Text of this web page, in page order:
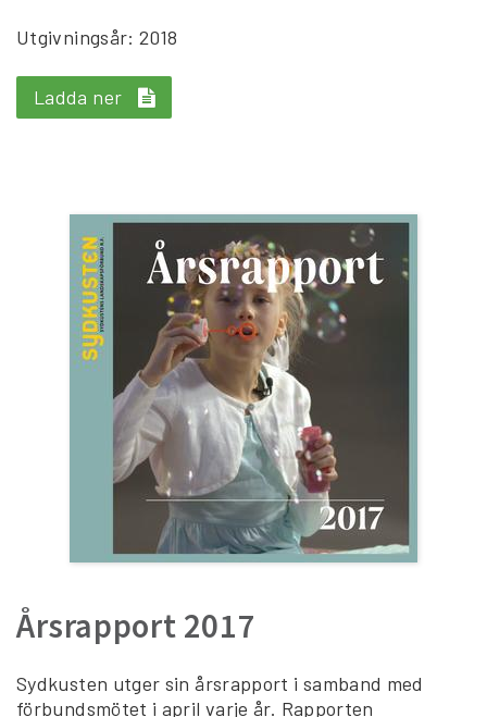
Utgivningsår: 2018
Ladda ner
Årsrapport 2017
Sydkusten utger sin årsrapport i samband med
förbundsmötet i april varje år. Rapporten